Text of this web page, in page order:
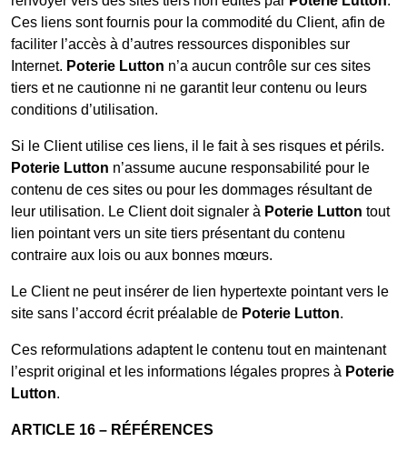
Ces liens sont fournis pour la commodité du Client, afin de
faciliter l’accès à d’autres ressources disponibles sur
Internet. Poterie Lutton n’a aucun contrôle sur ces sites
tiers et ne cautionne ni ne garantit leur contenu ou leurs
conditions d’utilisation.
Si le Client utilise ces liens, il le fait à ses risques et périls.
Poterie Lutton n’assume aucune responsabilité pour le
contenu de ces sites ou pour les dommages résultant de
leur utilisation. Le Client doit signaler à Poterie Lutton tout
lien pointant vers un site tiers présentant du contenu
contraire aux lois ou aux bonnes mœurs.
Le Client ne peut insérer de lien hypertexte pointant vers le
site sans l’accord écrit préalable de Poterie Lutton.
Ces reformulations adaptent le contenu tout en maintenant
l’esprit original et les informations légales propres à Poterie
Lutton.
ARTICLE 16 – RÉFÉRENCES